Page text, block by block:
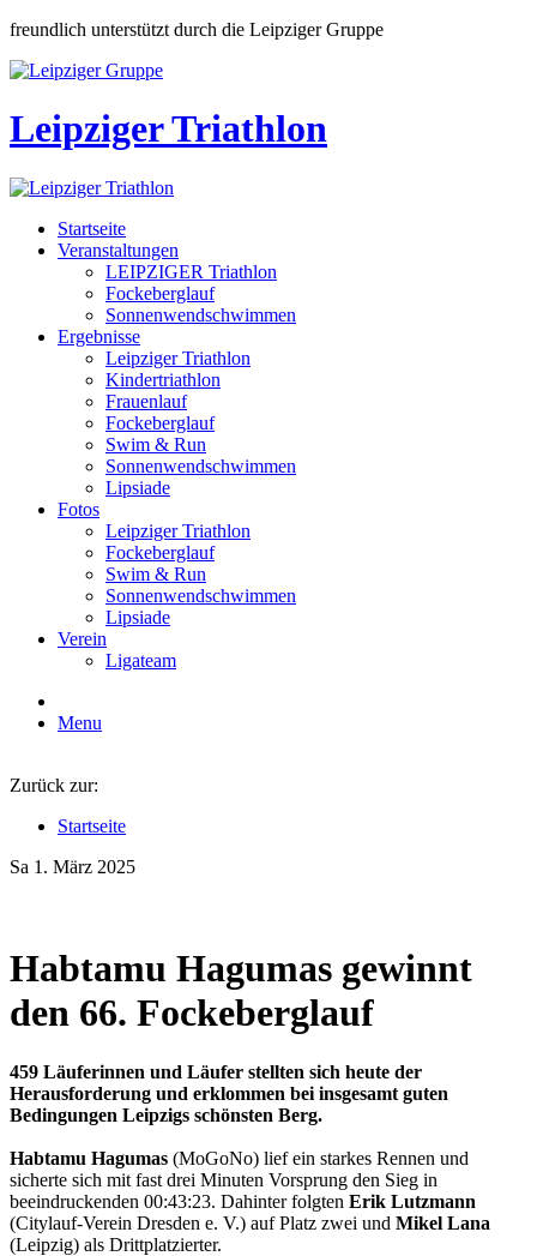
freundlich unterstützt durch die Leipziger Gruppe
Leipziger Triathlon
Startseite
Veranstaltungen
LEIPZIGER Triathlon
Fockeberglauf
Sonnenwendschwimmen
Ergebnisse
Leipziger Triathlon
Kindertriathlon
Frauenlauf
Fockeberglauf
Swim & Run
Sonnenwendschwimmen
Lipsiade
Fotos
Leipziger Triathlon
Fockeberglauf
Swim & Run
Sonnenwendschwimmen
Lipsiade
Verein
Ligateam
Menu
Zurück zur:
Startseite
Sa 1. März 2025
Habtamu Hagumas gewinnt
den 66. Fockeberglauf
459 Läuferinnen und Läufer stellten sich heute der
Herausforderung und erklommen bei insgesamt guten
Bedingungen Leipzigs schönsten Berg.
Habtamu Hagumas (MoGoNo) lief ein starkes Rennen und
sicherte sich mit fast drei Minuten Vorsprung den Sieg in
beeindruckenden 00:43:23. Dahinter folgten Erik Lutzmann
(Citylauf-Verein Dresden e. V.) auf Platz zwei und Mikel Lana
(Leipzig) als Drittplatzierter.